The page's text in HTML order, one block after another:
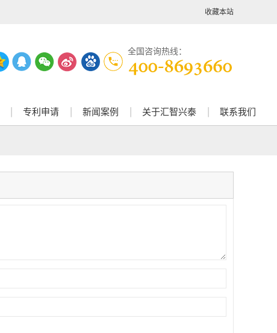
收藏本站
全国咨询热线：
专利申请 新闻案例 关于汇智兴泰 联系我们